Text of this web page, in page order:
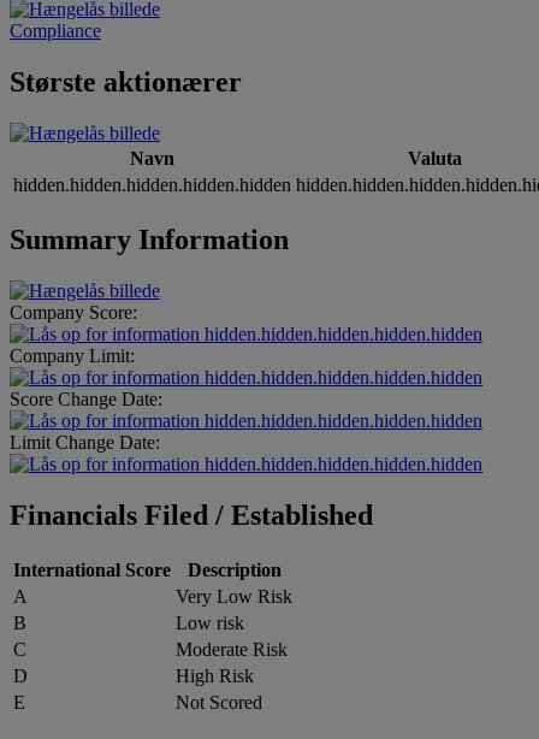
Compliance
Største aktionærer
Navn
Valuta
hidden.hidden.hidden.hidden.hidden
Summary Information
Company Score:
hidden.hidden.hidden.hidden.hidden
Company Limit:
hidden.hidden.hidden.hidden.hidden
Score Change Date:
hidden.hidden.hidden.hidden.hidden
Limit Change Date:
hidden.hidden.hidden.hidden.hidden
Financials Filed / Established
International Score
Description
A
Very Low Risk
B
Low risk
C
Moderate Risk
D
High Risk
E
Not Scored